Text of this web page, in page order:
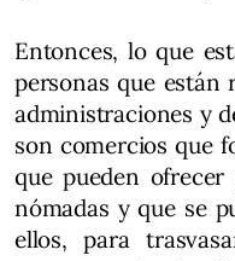
Entonces, lo que
personas que están
administraciones y
son comercios que
que pueden
nómadas y que se
ellos, para